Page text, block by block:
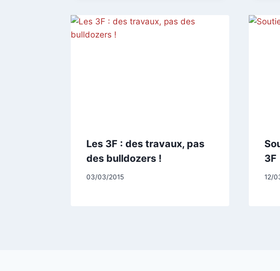
Les 3F : des travaux, pas
des bulldozers !
Par
03/03/2015
3F
Par
12/